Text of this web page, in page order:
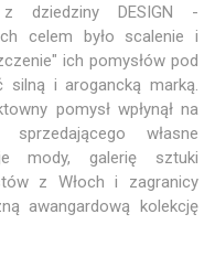
z dziedziny DESIGN -
celem było scalenie i
ich pomysłów pod
silną i arogancką marką.
pomysł wpłynął na
własne
mody, galerię sztuki
z Włoch i zagranicy
awangardową kolekcję